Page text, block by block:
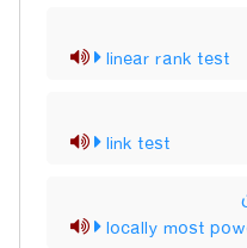
linear rank test
link test
locally most